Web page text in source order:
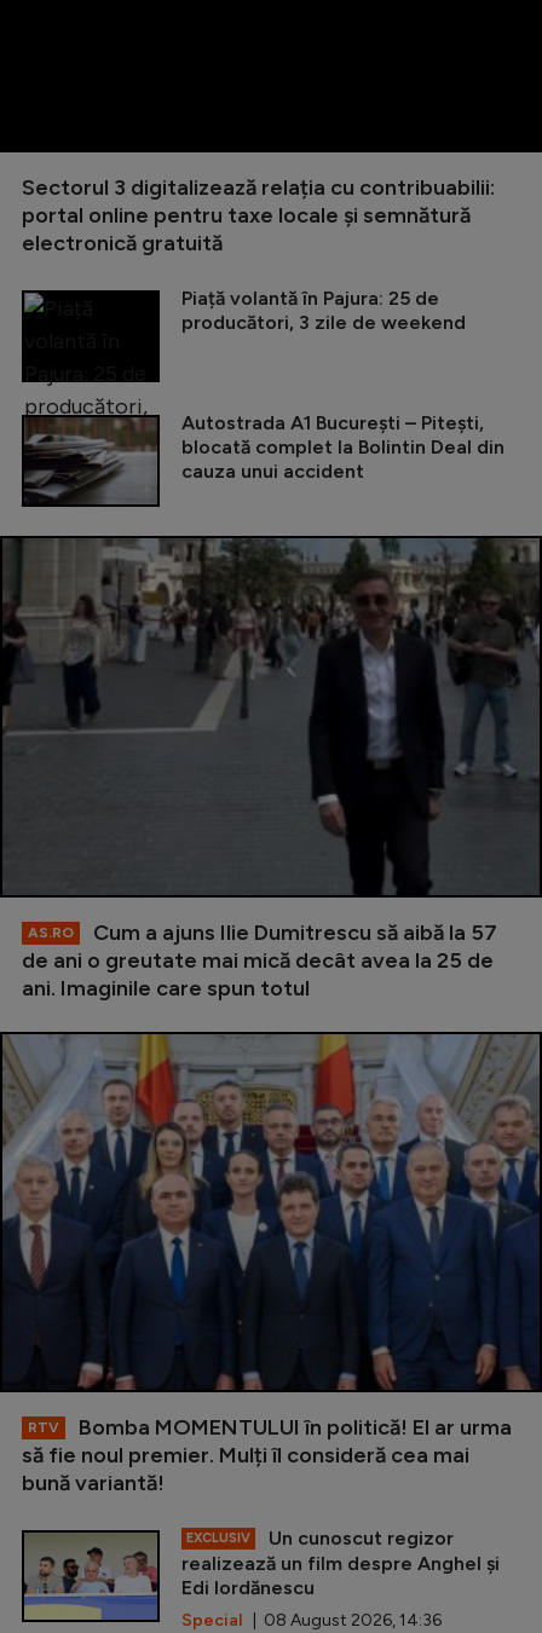
Sectorul 3 digitalizează relația cu contribuabilii:
portal online pentru taxe locale și semnătură
electronică gratuită
Piață volantă în Pajura: 25 de
producători, 3 zile de weekend
Autostrada A1 București – Pitești,
blocată complet la Bolintin Deal din
cauza unui accident
AS.RO
Cum a ajuns Ilie Dumitrescu să aibă la 57
de ani o greutate mai mică decât avea la 25 de
ani. Imaginile care spun totul
RTV
Bomba MOMENTULUI în politică! El ar urma
să fie noul premier. Mulți îl consideră cea mai
bună variantă!
EXCLUSIV
Un cunoscut regizor
realizează un film despre Anghel și
Edi Iordănescu
Special | 08 August 2026, 14:36